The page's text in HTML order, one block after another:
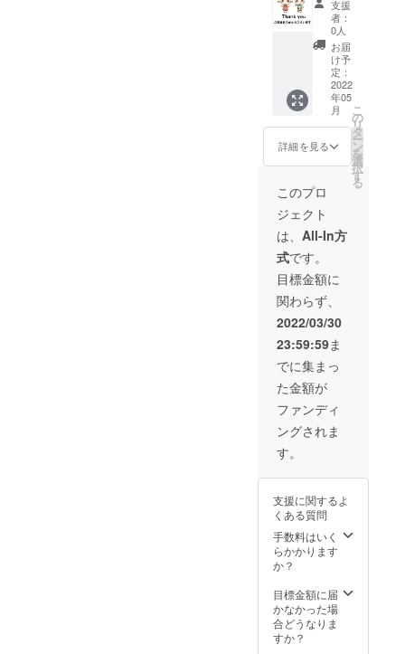
能な教
室名ま
たはご
氏名
（イニ
シャル
可）を
御入力
くださ
ジナル
カード
（黒鍵
のかた
まりを
覚える
ための
カー
ド） ＊
zoomオ
るレッ
容相談
アドバ
イス３
０分 ♪
セミ
ナー、
レッス
ン内容
ドバイ
スの有
効期限
は2023
年12月
まで ♪
備考欄
教室名
または
ご氏名
（イニ
シャル
可）を
い
ち・ぴ
あの」
使い方
セミ
ナー(正
規販売
前に使
用可
能） ＊
zoomオ
るレッ
スン内
容相談
アドバ
イス６
０分 ♪
セミ
ナー、
レッス
ン内容
相談ア
ドバイ
スの有
効期限
は2023
年12月
まで ♪
備考欄
教室名
または
ご氏名
（イニ
シャル
可）を
い
出版教
本「ぷ
ち・ぴ
あの」
に、ご
支援い
ただい
た方の
教室名
または
ご氏名
（イニ
シャル
可）掲
載 ＊教
本「ぷ
ち・ぴ
あの」
５冊 ＊
zoomオ
ンライ
ンにて
「ぷ
ち・ぴ
あの」
使い方
セミ
ナー
（正規
販売前
＊教本
ち・ぴ
あの」
内でお
使いい
ただけ
ジナル
カード
（黒鍵
のかた
支援
者：
0人
お届
け予
定：
2022
年05
月
詳細を見る
こ
の
リ
タ
ー
ン
を
選
択
す
る
このプロ
ジェクト
は、 All-In方
式です。
目標金額に
関わらず、
2022/03/30
23:59:59ま
でに集まっ
た金額が
ファンディ
ングされま
す。
支援に関するよ
くある質問
手数料はいく
らかかります
か？
目標金額に届
かなかった場
合どうなりま
すか？